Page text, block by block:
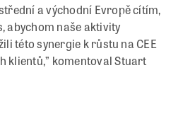
a východní Evropě cítím,
abychom naše aktivity
této synergie k růstu na CEE
klientů,” komentoval Stuart